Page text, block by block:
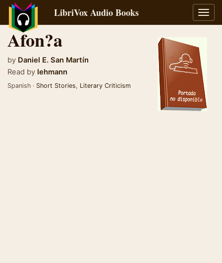
LibriVox Audio Books
Afon?a
by Daniel E. San Martín
Read by lehmann
Spanish · Short Stories, Literary Criticism